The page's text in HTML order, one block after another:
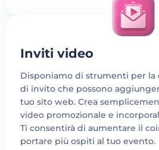
Inviti video
Disponiamo di strumenti per la
di invito che possono
tuo sito web. Crea
video promozionale e
Ti consentirà di aumentare il
portare più ospiti al tuo evento.